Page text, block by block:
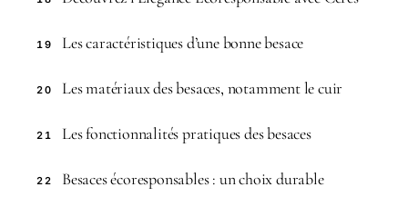
19 Les caractéristiques d’une bonne besace
20 Les matériaux des besaces, notamment le cuir
21 Les fonctionnalités pratiques des besaces
22 Besaces écoresponsables : un choix durable